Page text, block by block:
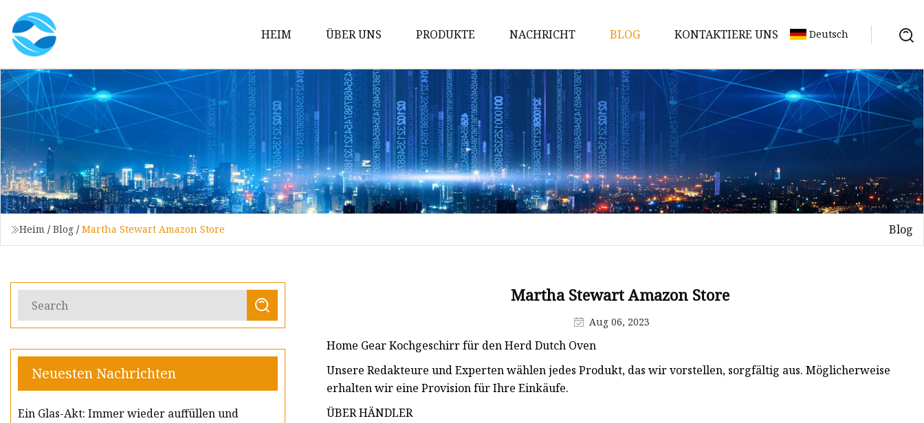
HEIM ÜBER UNS PRODUKTE
Borosilikatglaswaren
Topf aus Borosilikatglas
Backgeschirr aus Borosilikatglas
Kasserolle aus Borosilikatglas
Salatschüssel aus Borosilikatglas
Vorratsdose aus Borosilikatglas
NACHRICHT BLOG KONTAKTIERE UNS Deutsch
Heim / Blog / Martha Stewart Amazon Store Blog
Neuesten Nachrichten
Ein Glas-Akt: Immer wieder auffüllen und
Martha Stewart Amazon Store
Aug 06, 2023
Home Gear Kochgeschirr für den Herd Dutch Oven
Unsere Redakteure und Experten wählen jedes Produkt, das wir vorstellen, sorgfältig aus. Möglicherweise
erhalten wir eine Provision für Ihre Einkäufe.
ÜBER HÄNDLER